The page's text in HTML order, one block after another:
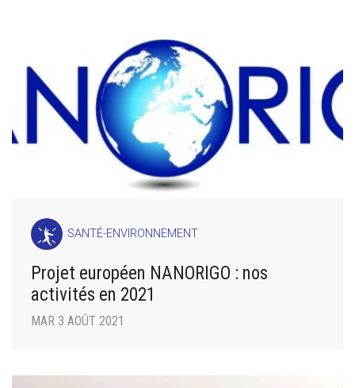
SANTÉ-ENVIRONNEMENT
Projet européen NANORIGO : nos
activités en 2021
MAR 3 AOÛT 2021